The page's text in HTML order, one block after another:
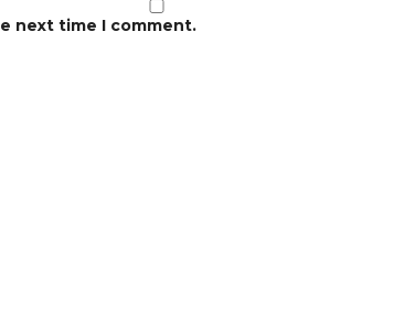
next time I comment.